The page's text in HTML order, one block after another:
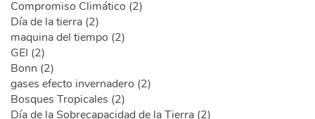
Compromiso Climático (2)
Día de la tierra (2)
maquina del tiempo (2)
GEI (2)
Bonn (2)
gases efecto invernadero (2)
Bosques Tropicales (2)
Día de la Sobrecapacidad de la Tierra (2)